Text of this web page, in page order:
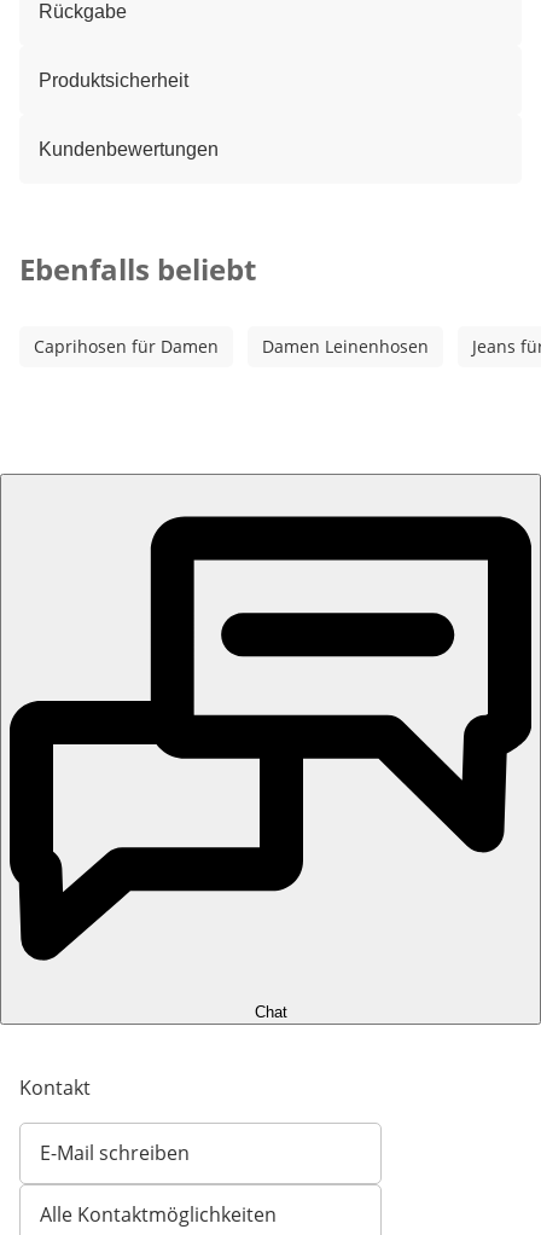
Rückgabe
Produktsicherheit
Kundenbewertungen
Ebenfalls beliebt
Caprihosen für Damen Damen Leinenhosen Jeans
Chat
Kontakt
E-Mail schreiben
Öffnet E-Mail-Client
Alle Kontaktmöglichkeiten